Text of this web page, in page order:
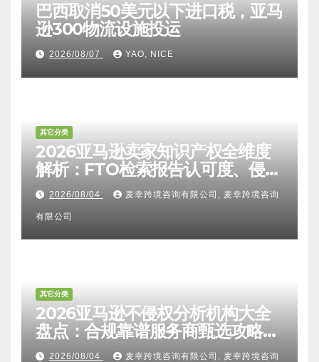
巴西取消50美元以下进口税，亚马
逊300物流设施投运
2026/08/07 YAO, NICE
其它分类
2026亚马逊卖家知识产权全维度
解析：FTO检索报告认可度、侵权
比对区别、TRO应诉方法及服务商
甄选避坑全攻略
2026/08/04 麦幸跨境咨询有限公司, 麦幸跨境咨询
有限公司
其它分类
2026亚马逊不侵权分析机构大全
盘点：合规靠谱服务商甄选攻略、
避坑FAQ及标杆机构实力详解
2026/08/04 麦幸跨境咨询有限公司, 麦幸跨境咨询